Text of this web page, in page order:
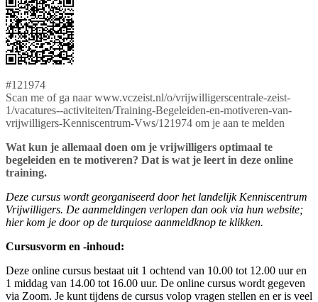
#121974
Scan me of ga naar www.vczeist.nl/o/vrijwilligerscentrale-zeist-
1/vacatures--activiteiten/Training-Begeleiden-en-motiveren-van-
vrijwilligers-Kenniscentrum-Vws/121974 om je aan te melden
Wat kun je allemaal doen om je vrijwilligers optimaal te
begeleiden en te motiveren? Dat is wat je leert in deze online
training.
Deze cursus wordt georganiseerd door het landelijk Kenniscentrum
Vrijwilligers. De aanmeldingen verlopen dan ook via hun website;
hier kom je door op de turquiose aanmeldknop te klikken.
Cursusvorm en -inhoud:
Deze online cursus bestaat uit 1 ochtend van 10.00 tot 12.00 uur en
1 middag van 14.00 tot 16.00 uur. De online cursus wordt gegeven
via Zoom. Je kunt tijdens de cursus volop vragen stellen en er is veel